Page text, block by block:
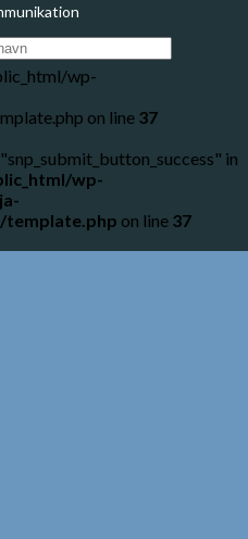
wp-
on line 37
in
wp-
template.php on line 37